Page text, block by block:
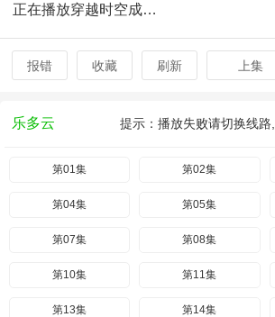
正在播放穿越时空成仙帝，系统迟到八万年第11集
报错 收藏 刷新 上集
乐多云 提示：播放失败请切换线
第01集 第02集
第04集 第05集
第07集 第08集
第10集 第11集
第13集 第14集